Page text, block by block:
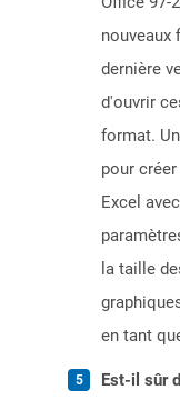
nouveaux
dernière
d'ouvrir
format.
pour
Excel
la taille
en tant
Est-il sûr